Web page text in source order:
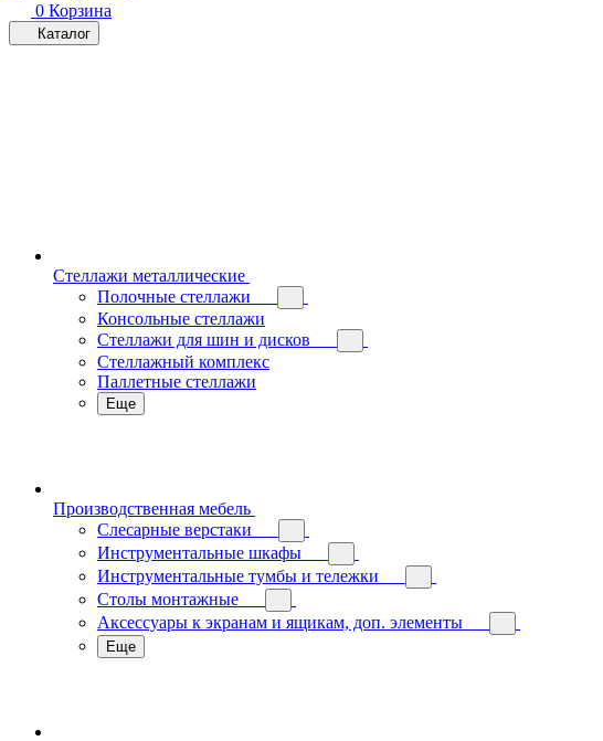
0 Корзина
Каталог
Стеллажи металлические
Полочные стеллажи
Консольные стеллажи
Стеллажи для шин и дисков
Стеллажный комплекс
Паллетные стеллажи
Еще
Производственная мебель
Слесарные верстаки
Инструментальные шкафы
Инструментальные тумбы и тележки
Столы монтажные
Аксессуары к экранам и ящикам, доп. элементы
Еще